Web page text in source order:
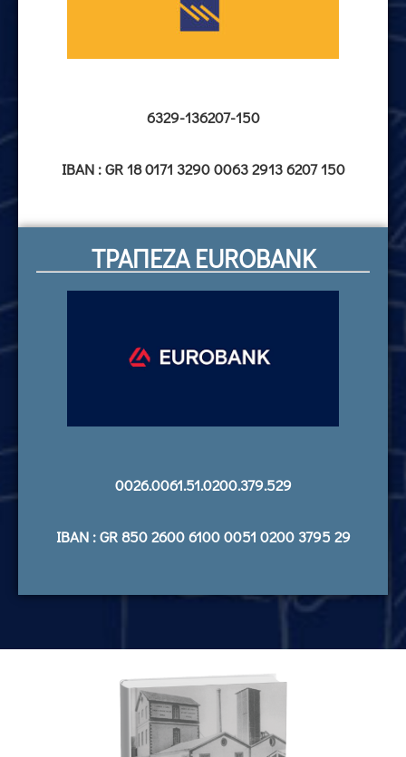
6329-136207-150
IBAN : GR 18 0171 3290 0063 2913 6207 150
ΤΡΑΠΕΖΑ EUROBANK
0026.0061.51.0200.379.529
IBAN : GR 850 2600 6100 0051 0200 3795 29